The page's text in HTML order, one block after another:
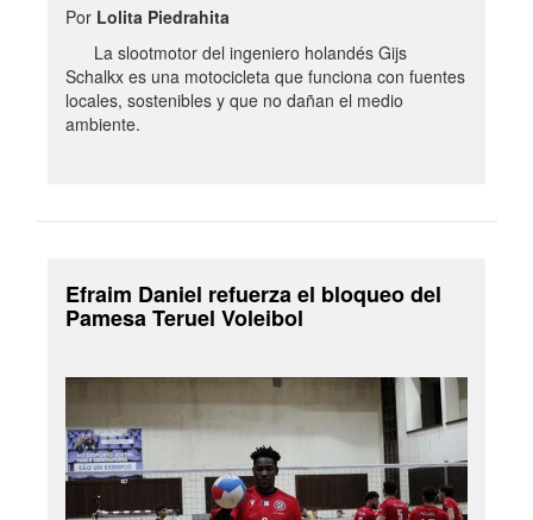
Por Lolita Piedrahita
La slootmotor del ingeniero holandés Gijs
Schalkx es una motocicleta que funciona con fuentes
locales, sostenibles y que no dañan el medio
ambiente.
Efraim Daniel refuerza el bloqueo del
Pamesa Teruel Voleibol